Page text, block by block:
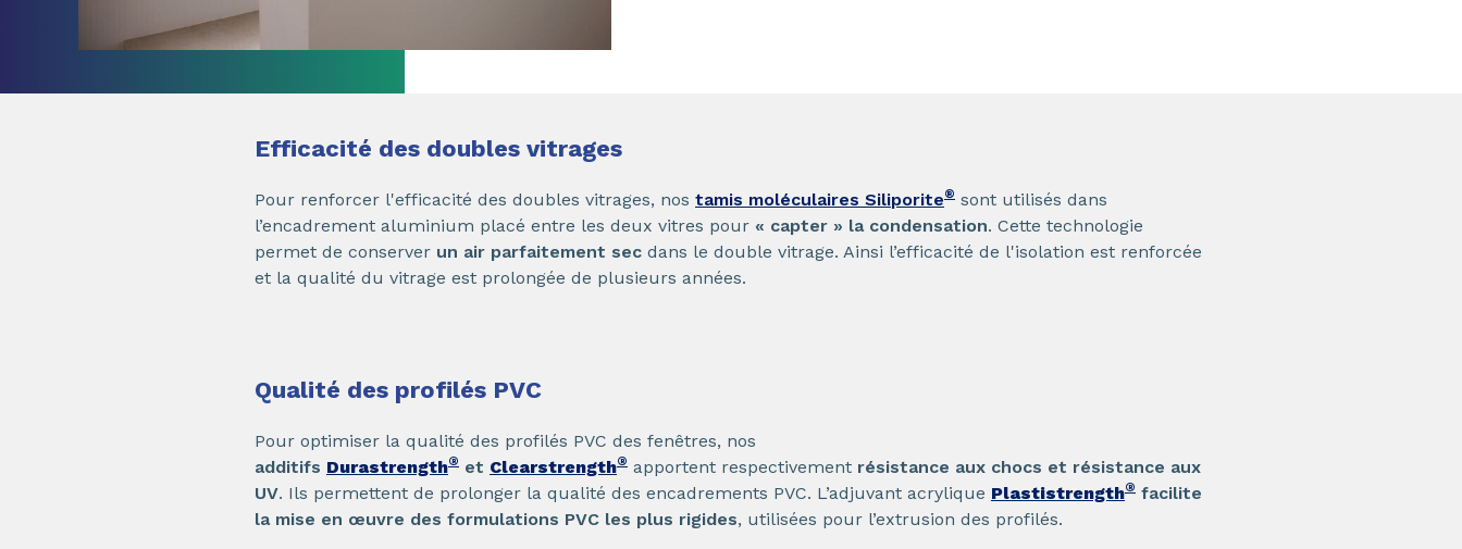
Efficacité des doubles vitrages
Pour renforcer l'efficacité des doubles vitrages, nos tamis moléculaires Siliporite® sont utilisés dans
l’encadrement aluminium placé entre les deux vitres pour « capter » la condensation. Cette technologie
permet de conserver un air parfaitement sec dans le double vitrage. Ainsi l’efficacité de l'isolation est renforcée
et la qualité du vitrage est prolongée de plusieurs années.
Qualité des profilés PVC
Pour optimiser la qualité des profilés PVC des fenêtres, nos
additifs Durastrength® et Clearstrength® apportent respectivement résistance aux chocs et résistance aux
UV. Ils permettent de prolonger la qualité des encadrements PVC. L’adjuvant acrylique Plastistrength® facilite
la mise en œuvre des formulations PVC les plus rigides, utilisées pour l’extrusion des profilés.